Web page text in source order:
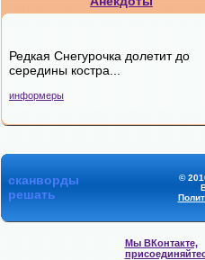
Редкая Снегурочка долетит до
середины костра...
информеры
сканворды
решать
©
Мы ВКонтакте,